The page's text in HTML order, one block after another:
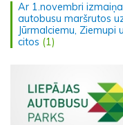
Ar 1.novembri
autobusu maršrutos
Jūrmalciemu, Ziemupi
citos (1)